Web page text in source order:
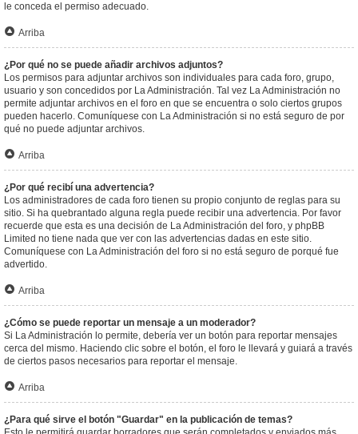
le conceda el permiso adecuado.
Arriba
¿Por qué no se puede añadir archivos adjuntos?
Los permisos para adjuntar archivos son individuales para cada foro, grupo,
usuario y son concedidos por La Administración. Tal vez La Administración no
permite adjuntar archivos en el foro en que se encuentra o solo ciertos grupos
pueden hacerlo. Comuníquese con La Administración si no está seguro de por
qué no puede adjuntar archivos.
Arriba
¿Por qué recibí una advertencia?
Los administradores de cada foro tienen su propio conjunto de reglas para su
sitio. Si ha quebrantado alguna regla puede recibir una advertencia. Por favor
recuerde que esta es una decisión de La Administración del foro, y phpBB
Limited no tiene nada que ver con las advertencias dadas en este sitio.
Comuníquese con La Administración del foro si no está seguro de porqué fue
advertido.
Arriba
¿Cómo se puede reportar un mensaje a un moderador?
Si La Administración lo permite, debería ver un botón para reportar mensajes
cerca del mismo. Haciendo clic sobre el botón, el foro le llevará y guiará a través
de ciertos pasos necesarios para reportar el mensaje.
Arriba
¿Para qué sirve el botón "Guardar" en la publicación de temas?